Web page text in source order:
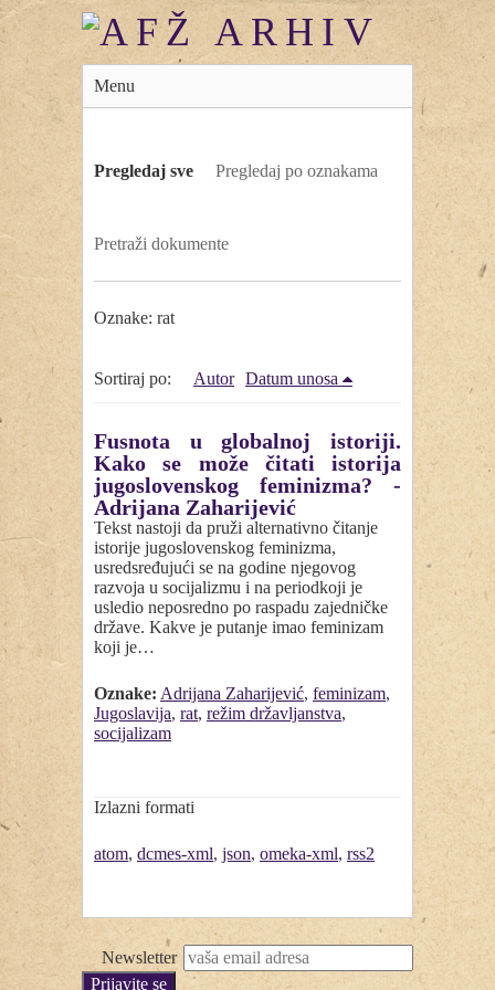
Menu
Pregledaj sve Pregledaj po oznakama
Pretraži dokumente
Oznake: rat
Sortiraj po: Autor Datum unosa
Fusnota u globalnoj istoriji.
Kako se može čitati istorija
jugoslovenskog feminizma? -
Adrijana Zaharijević
Tekst nastoji da pruži alternativno čitanje
istorije jugoslovenskog feminizma,
usredsređujući se na godine njegovog
razvoja u socijalizmu i na periodkoji je
usledio neposredno po raspadu zajedničke
države. Kakve je putanje imao feminizam
koji je…
Oznake: Adrijana Zaharijević, feminizam,
Jugoslavija, rat, režim državljanstva,
socijalizam
Izlazni formati
atom, dcmes-xml, json, omeka-xml, rss2
Newsletter